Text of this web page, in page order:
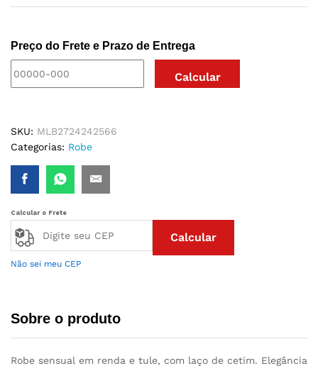
quantidade
Preço do Frete e Prazo de Entrega
SKU: MLB2724242566
Categorias: Robe
Calcular o Frete
Calcular
Não sei meu CEP
Sobre o produto
Robe sensual em renda e tule, com laço de cetim. Elegância